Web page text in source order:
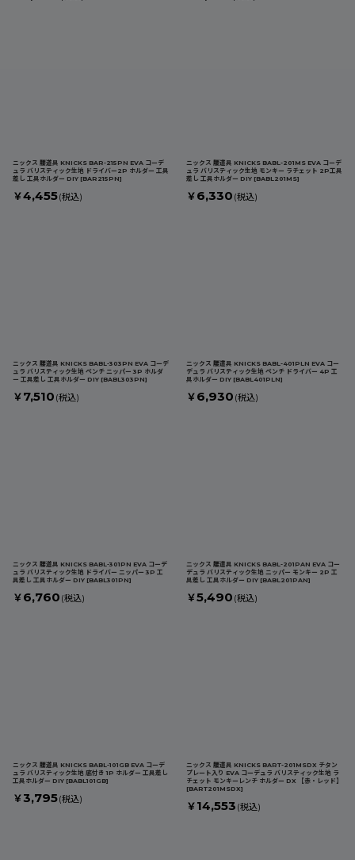
ニックス 腰道具 KNICKS BAR-215PN EVA コーデ
ュラ バリスティック生地 ドライバー2P ホルダー 工具
差し 工具ホルダー DIY [BAR215PN]
￥4,455(税込)
ニックス 腰道具 KNICKS BABL-201MS EVA コーデ
ュラ バリスティック生地 モンキー ラチェット 2P工具
差し 工具ホルダー DIY [BABL201MS]
￥ 6,330 (税込)
ニックス 腰道具 KNICKS BABL-303PN EVA コーデ
ュラ バリスティック生地 ペンチ ニッパー 3P ホルダ
ー 工具差し 工具ホルダー DIY [BABL303PN]
￥ 7,510 (税込)
ニックス 腰道具 KNICKS BABL-401PLN EVA コー
デュラ バリスティック生地 ペンチ ドライバー 4P 工
具ホルダー DIY [BABL401PLN]
￥ 6,930 (税込)
ニックス 腰道具 KNICKS BABL-301PN EVA コーデ
ュラ バリスティック生地 ドライバー ニッパー 3P 工
具差し 工具ホルダー DIY [BABL301PN]
￥ 6,760 (税込)
ニックス 腰道具 KNICKS BABL-201PAN EVA コー
デュラ バリスティック生地 ニッパー モンキー 2P 工
具差し 工具ホルダー DIY [BABL201PAN]
￥5,490 (税込)
ニックス 腰道具 KNICKS BABL-101GB EVA コーデ
ュラ バリスティック生地 底付き 1P ホルダー 工具差し
工具ホルダー DIY [BABL101GB]
￥3,795(税込)
ニックス 腰道具 KNICKS BART-201MSDX チタン
プレート入り EVA コーデュラ バリスティック生地 ラ
チェット モンキーレンチ ホルダー DX 【赤・レッド】
[BART201MSDX]
￥ 14,553 (税込)